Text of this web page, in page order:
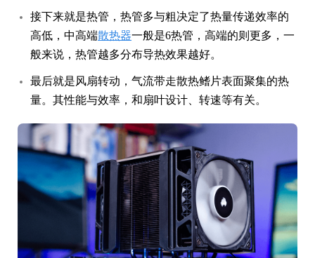
接下来就是热管，热管多与粗决定了热量传递效率的
高低，中高端散热器一般是6热管，高端的则更多，一
般来说，热管越多分布导热效果越好。
最后就是风扇转动，气流带走散热鳍片表面聚集的热
量。其性能与效率，和扇叶设计、转速等有关。